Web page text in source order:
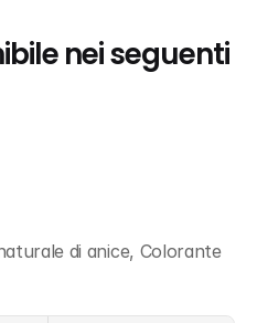
nei seguenti
di anice, Colorante